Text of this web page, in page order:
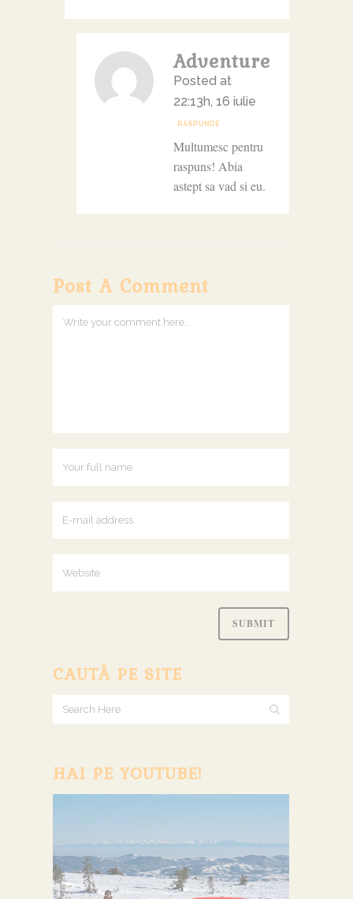
Adventure
Posted at
22:13h, 16 iulie
RĂSPUNDE
Multumesc pentru
raspuns! Abia
astept sa vad si eu.
Post A Comment
CAUTĂ PE SITE
HAI PE YOUTUBE!